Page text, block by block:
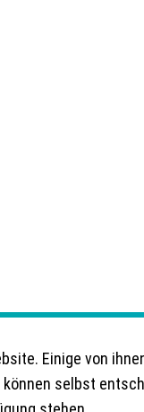
Einige von
selbst